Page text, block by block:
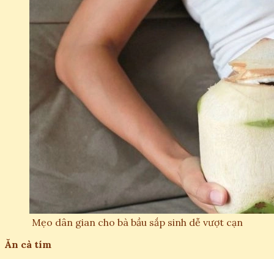
Mẹo dân gian cho bà bầu sắp sinh dễ vượt cạn
Ăn cà tím